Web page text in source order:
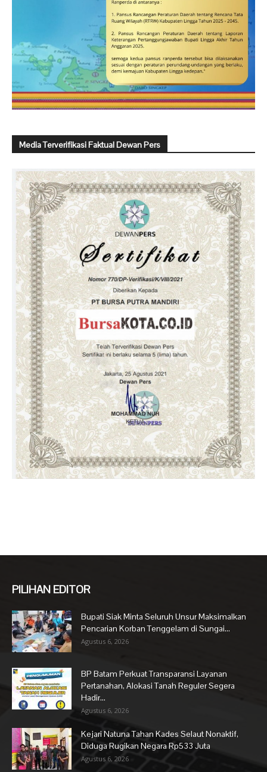
Media Terverifikasi Faktual Dewan Pers
PILIHAN EDITOR
Bupati Siak Minta Seluruh Unsur Maksimalkan
Pencarian Korban Tenggelam di Sungai...
Agustus 6, 2026
BP Batam Perkuat Transparansi Layanan
Pertanahan, Alokasi Tanah Reguler Segera
Hadir...
Agustus 6, 2026
Kejari Natuna Tahan Kades Selaut Nonaktif,
Diduga Rugikan Negara Rp533 Juta
Agustus 6, 2026